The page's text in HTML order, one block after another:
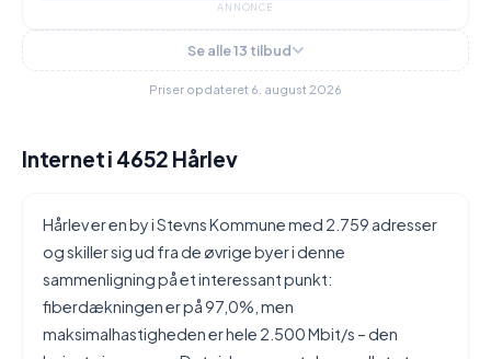
ANNONCE
Se alle 13 tilbud
Priser opdateret 6. august 2026
Internet i 4652 Hårlev
Hårlev er en by i Stevns Kommune med 2.759 adresser
og skiller sig ud fra de øvrige byer i denne
sammenligning på et interessant punkt:
fiberdækningen er på 97,0%, men
maksimalhastigheden er hele 2.500 Mbit/s – den